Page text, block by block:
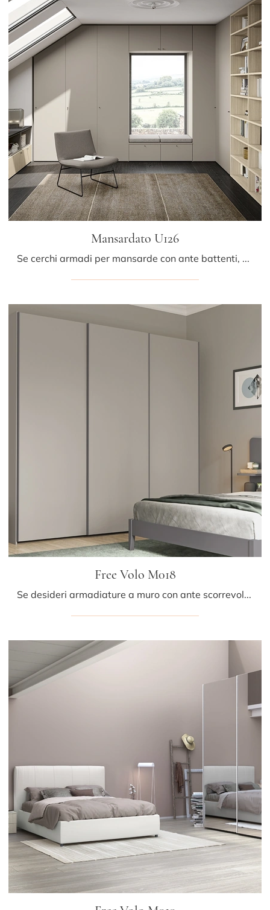
Mansardato U126
Se cerchi armadi per mansarde con ante battenti, clicca e scopri l'armadio Mansardato U126 di Colombini Casa in melaminico.
Free Volo M018
Se desideri armadiature a muro con ante scorrevoli, clicca e scopri l'armadio Free Volo M018 di Colombini Casa in melaminico.